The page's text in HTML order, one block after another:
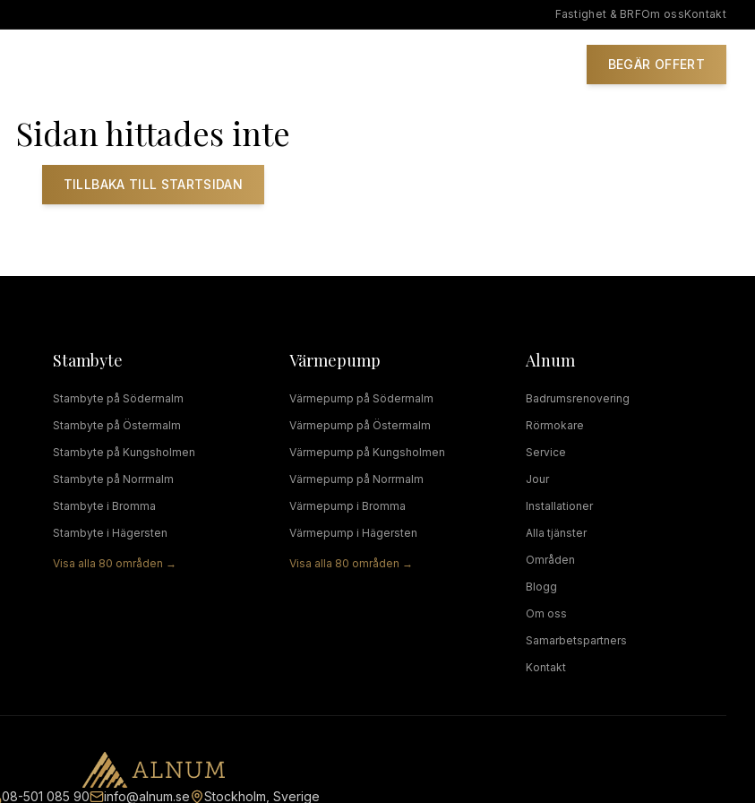
Fastighet & BRFOm ossKontakt
BEGÄR OFFERT
Sidan hittades inte
TILLBAKA TILL STARTSIDAN
Stambyte
Stambyte på Södermalm
Stambyte på Östermalm
Stambyte på Kungsholmen
Stambyte på Norrmalm
Stambyte i Bromma
Stambyte i Hägersten
Visa alla 80 områden →
Värmepump
Värmepump på Södermalm
Värmepump på Östermalm
Värmepump på Kungsholmen
Värmepump på Norrmalm
Värmepump i Bromma
Värmepump i Hägersten
Visa alla 80 områden →
Alnum
Badrumsrenovering
Rörmokare
Service
Jour
Installationer
Alla tjänster
Områden
Blogg
Om oss
Samarbetspartners
Kontakt
08-501 085 90 info@alnum.se Stockholm, Sverige